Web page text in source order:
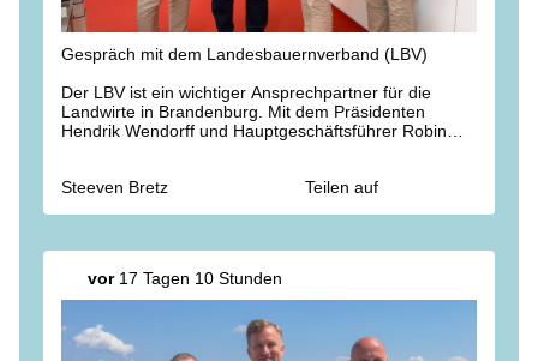
Gespräch mit dem Landesbauernverband (LBV)
Der LBV ist ein wichtiger Ansprechpartner für die
Landwirte in Brandenburg. Mit dem Präsidenten
Hendrik Wendorff und Hauptgeschäftsführer Robin
Förderprogrammen über Düngemittel bis zur
Rindern, Schweinen und Ackerbau. Schon in der
achten Klasse machte er den Traktorführerschein, um
in den Ferien tatkräftig mitzuhelfen.
Steeven Bretz Teilen auf
vor17 Tagen 10 Stunden